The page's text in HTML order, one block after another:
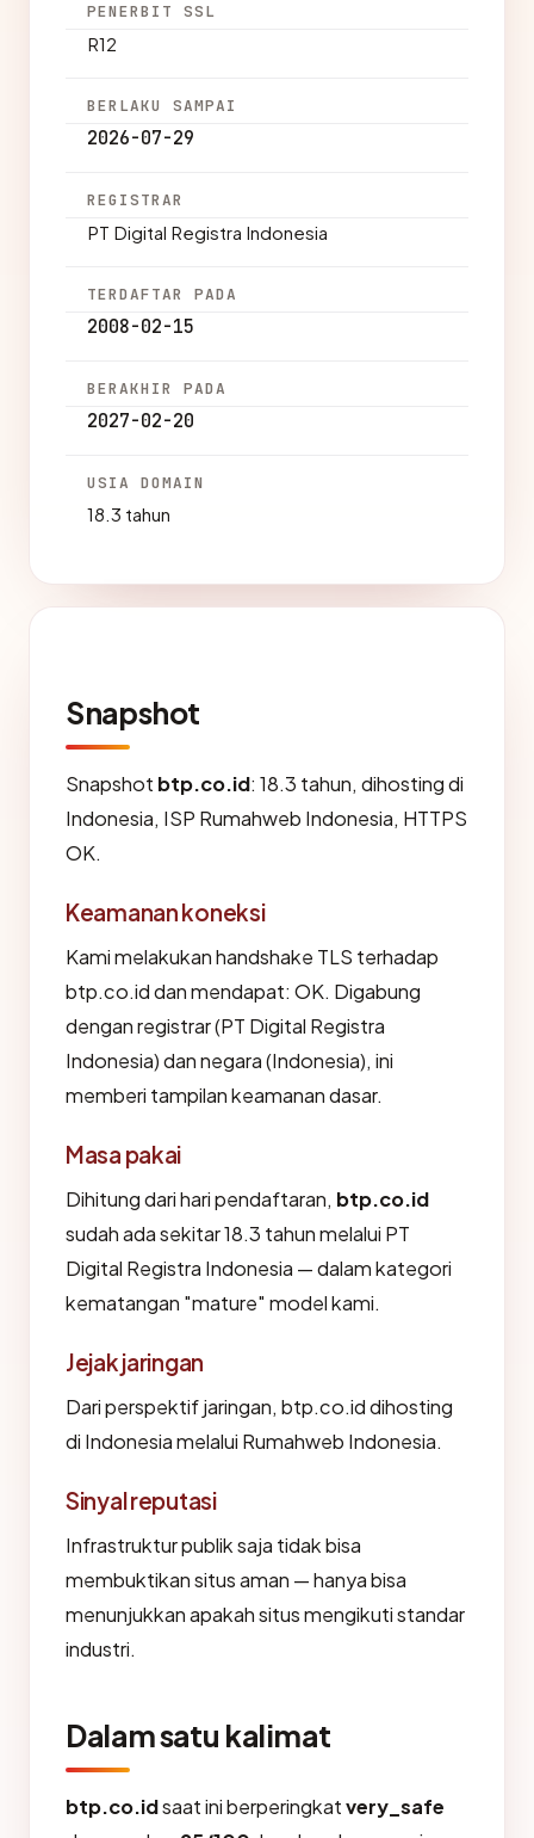
PENERBIT SSL
R12
BERLAKU SAMPAI
2026-07-29
REGISTRAR
PT Digital Registra Indonesia
TERDAFTAR PADA
2008-02-15
BERAKHIR PADA
2027-02-20
USIA DOMAIN
18.3 tahun
Snapshot
Snapshot btp.co.id: 18.3 tahun, dihosting di
Indonesia, ISP Rumahweb Indonesia, HTTPS
OK.
Keamanan koneksi
Kami melakukan handshake TLS terhadap
btp.co.id dan mendapat: OK. Digabung
dengan registrar (PT Digital Registra
Indonesia) dan negara (Indonesia), ini
memberi tampilan keamanan dasar.
Masa pakai
Dihitung dari hari pendaftaran, btp.co.id
sudah ada sekitar 18.3 tahun melalui PT
Digital Registra Indonesia — dalam kategori
kematangan "mature" model kami.
Jejak jaringan
Dari perspektif jaringan, btp.co.id dihosting
di Indonesia melalui Rumahweb Indonesia.
Sinyal reputasi
Infrastruktur publik saja tidak bisa
membuktikan situs aman — hanya bisa
menunjukkan apakah situs mengikuti standar
industri.
Dalam satu kalimat
btp.co.idsaat ini berperingkatvery_safe